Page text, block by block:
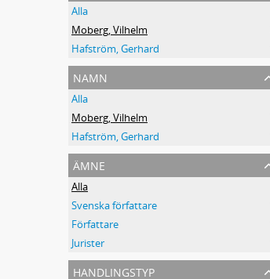
Alla
Moberg, Vilhelm
Hafström, Gerhard
namn
Alla
Moberg, Vilhelm
Hafström, Gerhard
ämne
Alla
Svenska författare
Författare
Jurister
handlingstyp